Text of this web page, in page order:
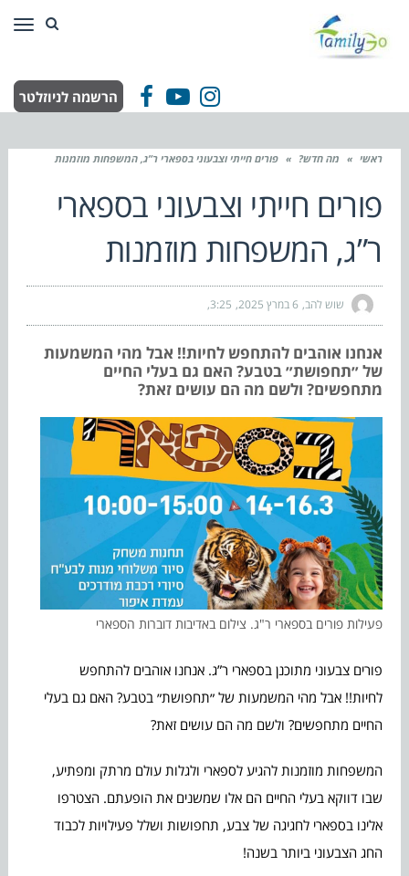
Facebook
YouTube
Instagram הרשמה לניוזלטר
ראשי » מה חדש? » פורים חייתי וצבעוני בספארי ר”ג, המשפחות מוזמנות
פורים חייתי וצבעוני בספארי
ר”ג, המשפחות מוזמנות
שוש להב 6 במרץ 2025 3:25
אנחנו אוהבים להתחפש לחיות!! אבל מהי המשמעות
של ״תחפושת״ בטבע? האם גם בעלי החיים
מתחפשים? ולשם מה הם עושים זאת?
פעילות פורים בספארי ר"ג. צילום באדיבות דוברות הספארי
פורים צבעוני מתוכנן בספארי ר”ג. אנחנו אוהבים להתחפש
לחיות!! אבל מהי המשמעות של ״תחפושת״ בטבע? האם גם בעלי
החיים מתחפשים? ולשם מה הם עושים זאת?
המשפחות מוזמנות להגיע לספארי ולגלות עולם מרתק ומפתיע,
שבו דווקא בעלי החיים הם אלו שמשנים את הופעתם. הצטרפו
אלינו בספארי לחגיגה של צבע, תחפושות ושלל פעילויות לכבוד
החג הצבעוני ביותר בשנה!